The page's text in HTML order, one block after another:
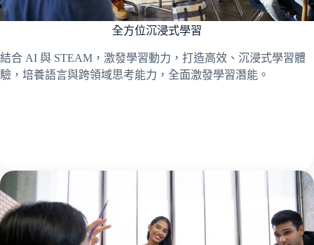
全方位沉浸式學習
結合 AI 與 STEAM，激發學習動力，打造高效、沉浸式學習體
驗，培養語言與跨領域思考能力，全面激發學習潛能。